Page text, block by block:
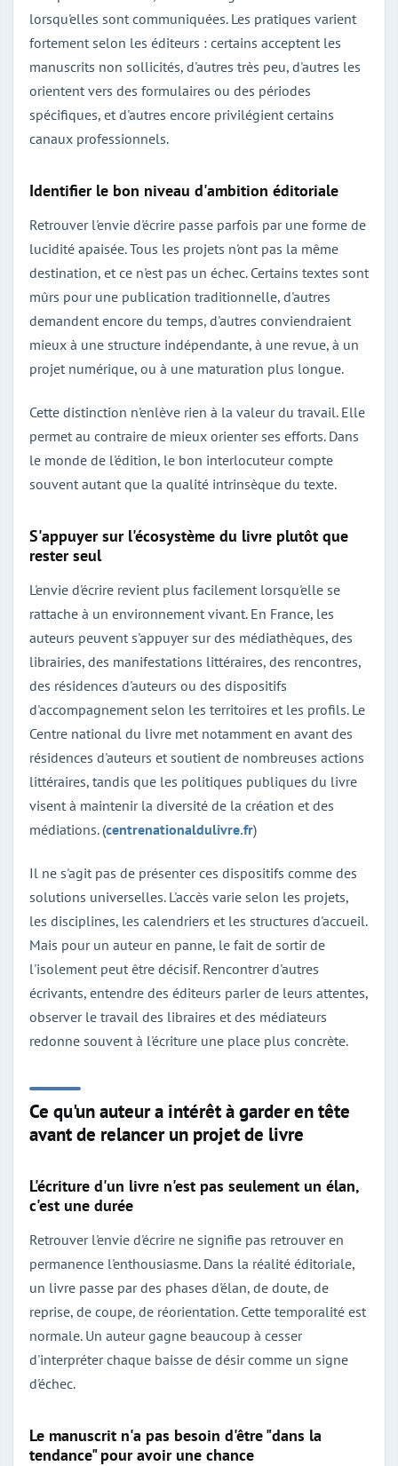
lorsqu'elles sont communiquées. Les pratiques varient
fortement selon les éditeurs : certains acceptent les
manuscrits non sollicités, d'autres très peu, d'autres les
orientent vers des formulaires ou des périodes
spécifiques, et d'autres encore privilégient certains
canaux professionnels.
Identifier le bon niveau d'ambition éditoriale
Retrouver l'envie d'écrire passe parfois par une forme de
lucidité apaisée. Tous les projets n'ont pas la même
destination, et ce n'est pas un échec. Certains textes sont
mûrs pour une publication traditionnelle, d'autres
demandent encore du temps, d'autres conviendraient
mieux à une structure indépendante, à une revue, à un
projet numérique, ou à une maturation plus longue.
Cette distinction n'enlève rien à la valeur du travail. Elle
permet au contraire de mieux orienter ses efforts. Dans
le monde de l'édition, le bon interlocuteur compte
souvent autant que la qualité intrinsèque du texte.
S'appuyer sur l'écosystème du livre plutôt que
rester seul
L'envie d'écrire revient plus facilement lorsqu'elle se
rattache à un environnement vivant. En France, les
auteurs peuvent s'appuyer sur des médiathèques, des
librairies, des manifestations littéraires, des rencontres,
des résidences d'auteurs ou des dispositifs
d'accompagnement selon les territoires et les profils. Le
Centre national du livre met notamment en avant des
résidences d'auteurs et soutient de nombreuses actions
littéraires, tandis que les politiques publiques du livre
visent à maintenir la diversité de la création et des
médiations. (centrenationaldulivre.fr)
Il ne s'agit pas de présenter ces dispositifs comme des
solutions universelles. L'accès varie selon les projets,
les disciplines, les calendriers et les structures d'accueil.
Mais pour un auteur en panne, le fait de sortir de
l'isolement peut être décisif. Rencontrer d'autres
écrivants, entendre des éditeurs parler de leurs attentes,
observer le travail des libraires et des médiateurs
redonne souvent à l'écriture une place plus concrète.
Ce qu'un auteur a intérêt à garder en tête
avant de relancer un projet de livre
L'écriture d'un livre n'est pas seulement un élan,
c'est une durée
Retrouver l'envie d'écrire ne signifie pas retrouver en
permanence l'enthousiasme. Dans la réalité éditoriale,
un livre passe par des phases d'élan, de doute, de
reprise, de coupe, de réorientation. Cette temporalité est
normale. Un auteur gagne beaucoup à cesser
d'interpréter chaque baisse de désir comme un signe
d'échec.
Le manuscrit n'a pas besoin d'être "dans la
tendance" pour avoir une chance